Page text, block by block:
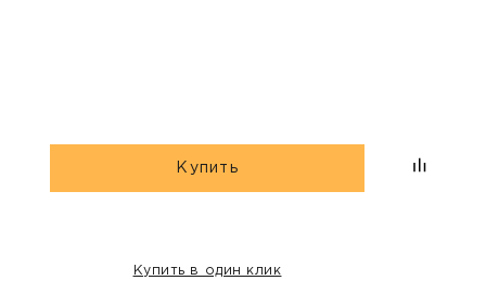
Купить
Купить в один клик